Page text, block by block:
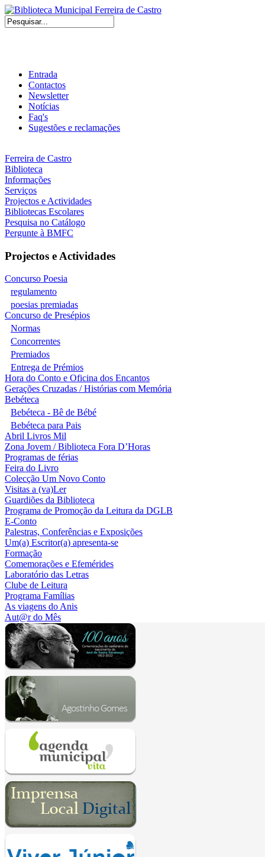
Entrada
Contactos
Newsletter
Notícias
Faq's
Sugestões e reclamações
Ferreira de Castro
Biblioteca
Informações
Serviços
Projectos e Actividades
Bibliotecas Escolares
Pesquisa no Catálogo
Pergunte à BMFC
Projectos e Actividades
Concurso Poesia
regulamento
poesias premiadas
Concurso de Presépios
Normas
Concorrentes
Premiados
Entrega de Prémios
Hora do Conto e Oficina dos Encantos
Gerações Cruzadas / Histórias com Memória
Bebéteca
Bebéteca - Bê de Bébé
Bebéteca para Pais
Abril Livros Mil
Zona Jovem / Biblioteca Fora D’Horas
Programas de férias
Feira do Livro
Colecção Um Novo Conto
Visitas a (va)Ler
Guardiões da Biblioteca
Programa de Promoção da Leitura da DGLB
E-Conto
Palestras, Conferências e Exposições
Um(a) Escritor(a) apresenta-se
Formação
Comemorações e Efemérides
Laboratório das Letras
Clube de Leitura
Programa Famílias
As viagens do Anis
Aut@r do Mês